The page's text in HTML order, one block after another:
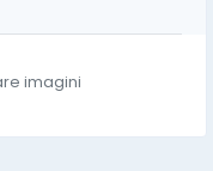
imagini